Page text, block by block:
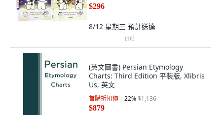
$296
8/12 星期三 預計送達
(16)
(英文圖書) Persian Etymology
Charts: Third Edition 平裝版, Xlibris
Us, 英文
首購折扣價 22%$1,136
$879